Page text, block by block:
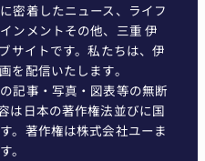
密着したニュース、ライフ
ンメントその他、三重 伊
サイトです。私たちは、伊
を配信いたします。
記事・写真・図表等の無断
は日本の著作権法並びに国
。著作権は株式会社ユーま
。